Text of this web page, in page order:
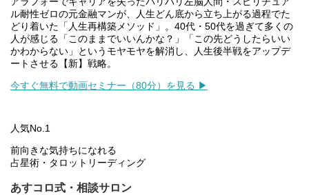
ル耐性ゼロの元金融マンが、人生どん底から立ち上がる過程でた
どり着いた「人生再構築メソッド」。40代・50代を過ぎて多くの
人が感じる「このままでいいんかな？」「この先どうしたらいい
かわからない」というモヤモヤを解消し、人生後半戦をアップデ
ートさせる【新】戦略。
今すぐ無料で動画セミナー（80分）を見る ▶
人気No.1
前向きな気持ちになれる
占星術・タロットリーディング
あすコロ式・相談サロン